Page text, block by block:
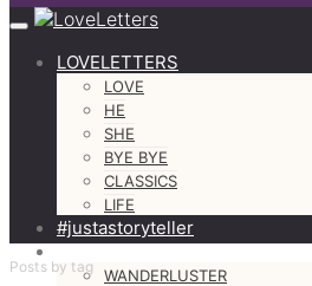
LOVELETTERS
LOVE
HE
SHE
BYE BYE
CLASSICS
LIFE
#justastoryteller
MORE
WANDERLUSTER
Posts by tag